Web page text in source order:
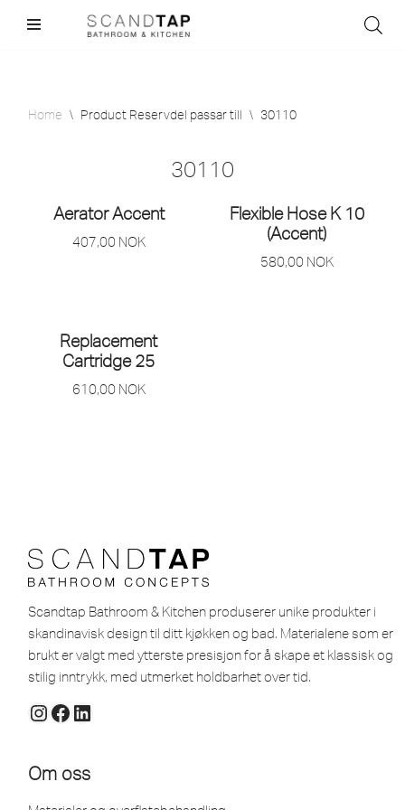
Home \ Product Reservdel passar till \ 30110
30110
Aerator Accent
407,00 NOK
Flexible Hose K 10
(Accent)
580,00 NOK
Replacement
Cartridge 25
610,00 NOK
Scandtap Bathroom & Kitchen produserer unike produkter i
skandinavisk design til ditt kjøkken og bad. Materialene som er
brukt er valgt med ytterste presisjon for å skape et klassisk og
stilig inntrykk, med utmerket holdbarhet over tid.
Om oss